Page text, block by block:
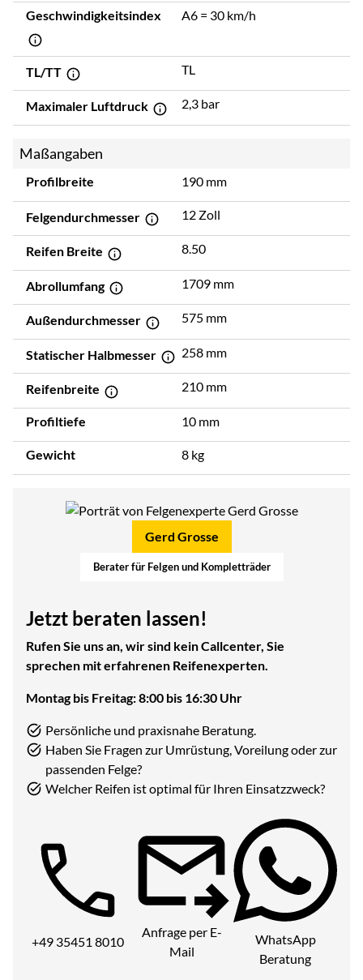
Geschwindigkeitsindex A6 = 30 km/h
TL/TT TL
Maximaler Luftdruck 2,3 bar
Maßangaben
Profilbreite 190 mm
Felgendurchmesser 12 Zoll
Reifen Breite 8.50
Abrollumfang 1709 mm
Außendurchmesser 575 mm
Statischer Halbmesser 258 mm
Reifenbreite 210 mm
Profiltiefe 10 mm
Gewicht 8 kg
Gerd Grosse
Berater für Felgen und Kompletträder
Jetzt beraten lassen!
Rufen Sie uns an, wir sind kein Callcenter, Sie
sprechen mit erfahrenen Reifenexperten.
Montag bis Freitag: 8:00 bis 16:30 Uhr
Persönliche und praxisnahe Beratung.
Haben Sie Fragen zur Umrüstung, Voreilung oder zur
passenden Felge?
Welcher Reifen ist optimal für Ihren Einsatzzweck?
Telefon:
+49 35451 8010
Anfrage per E-
Mail
WhatsApp
Beratung